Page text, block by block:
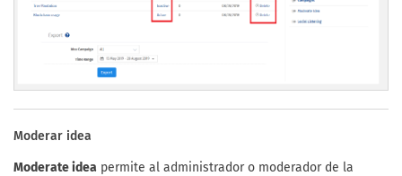
Moderar idea
Moderate idea permite al administrador o moderador de la